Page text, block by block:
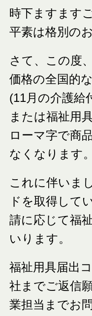
時下ますます
平素は格別の
さて、この度
価格の全国的
(11月の介護給
または福祉用
ローマ字で商
なくなります
これに伴いま
ドを取得して
請に応じて福
いります。
福祉用具届出
社までご返信
業担当までお